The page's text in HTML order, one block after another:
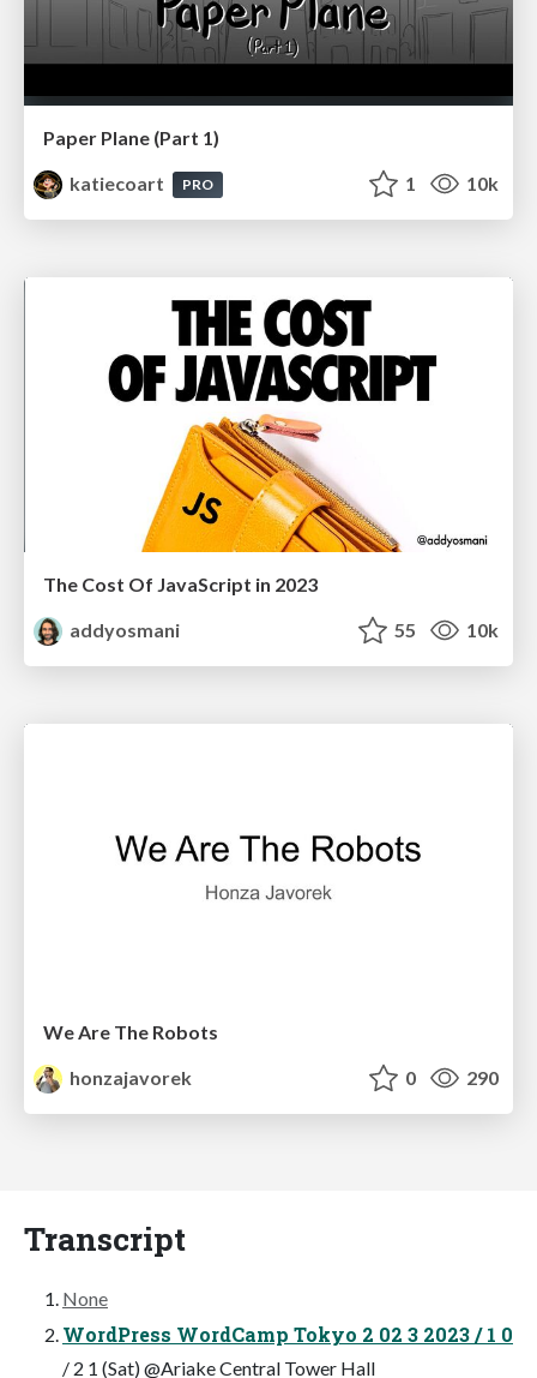
Paper Plane (Part 1)
katiecoart
PRO 1 10k
The Cost Of JavaScript in 2023
addyosmani
55 10k
We Are The Robots
honzajavorek
0 290
Transcript
None
WordPress WordCamp Tokyo 2 02 3 2023 / 1 0
/ 2 1 (Sat) @Ariake Central Tower Hall